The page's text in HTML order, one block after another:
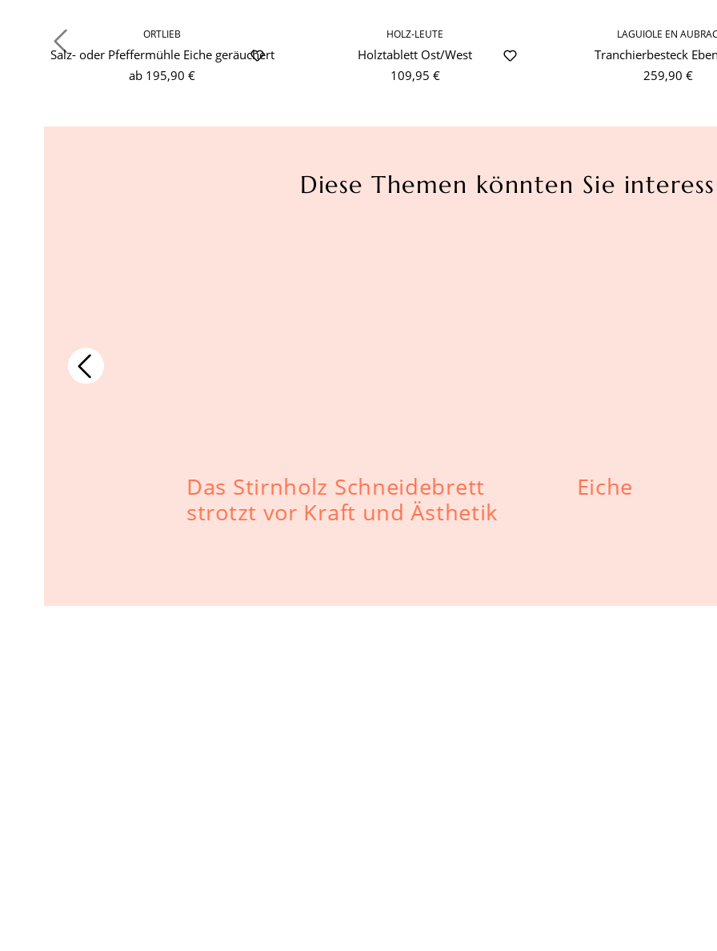
ORTLIEB
Salz- oder Pfeffermühle Eiche geräuchert
ab 195,90 €
HOLZ-LEUTE
Holztablett Ost/West
109,95 €
LAGUIOLE EN
Tranchierbesteck
259,90 €
Diese Themen könnten Sie
Das Stirnholz Schneidebrett
strotzt vor Kraft und Ästhetik
Eiche